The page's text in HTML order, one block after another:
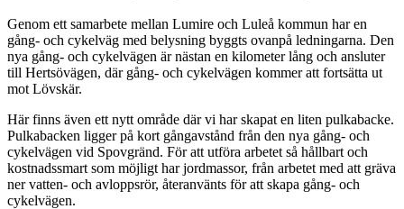
Genom ett samarbete mellan Lumire och Luleå kommun har en
gång- och cykelväg med belysning byggts ovanpå ledningarna. Den
nya gång- och cykelvägen är nästan en kilometer lång och ansluter
till Hertsövägen, där gång- och cykelvägen kommer att fortsätta ut
mot Lövskär.
Här finns även ett nytt område där vi har skapat en liten pulkabacke.
Pulkabacken ligger på kort gångavstånd från den nya gång- och
cykelvägen vid Spovgränd. För att utföra arbetet så hållbart och
kostnadssmart som möjligt har jordmassor, från arbetet med att gräva
ner vatten- och avloppsrör, återanvänts för att skapa gång- och
cykelvägen.